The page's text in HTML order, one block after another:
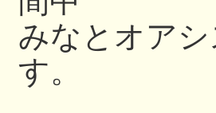
みなとオア
す。